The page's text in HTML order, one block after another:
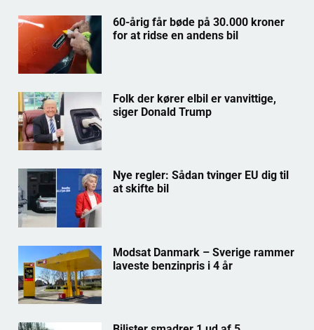
60-årig får bøde på 30.000 kroner
for at ridse en andens bil
Folk der kører elbil er vanvittige,
siger Donald Trump
Nye regler: Sådan tvinger EU dig til
at skifte bil
Modsat Danmark – Sverige rammer
laveste benzinpris i 4 år